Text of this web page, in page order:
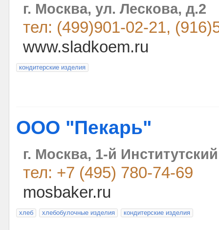
г. Москва, ул. Лескова, д.2
тел: (499)901-02-21,
www.sladkoem.ru
кондитерские изделия
ООО "Пекарь"
г. Москва, 1-й
тел: +7 (495) 780-74-69
mosbaker.ru
хлеб хлебобулочные изделия кондитерские изделия